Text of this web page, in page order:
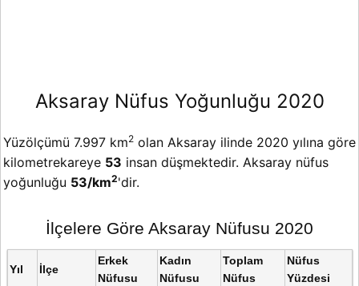
Aksaray Nüfus Yoğunluğu 2020
Yüzölçümü 7.997 km2 olan Aksaray ilinde 2020 yılına göre
kilometrekareye 53 insan düşmektedir. Aksaray nüfus
yoğunluğu 53/km2'dir.
İlçelere Göre Aksaray Nüfusu 2020
Yıl İlçe
Erkek
Nüfusu
Kadın
Nüfusu
Toplam
Nüfus
Nüfus
Yüzdesi